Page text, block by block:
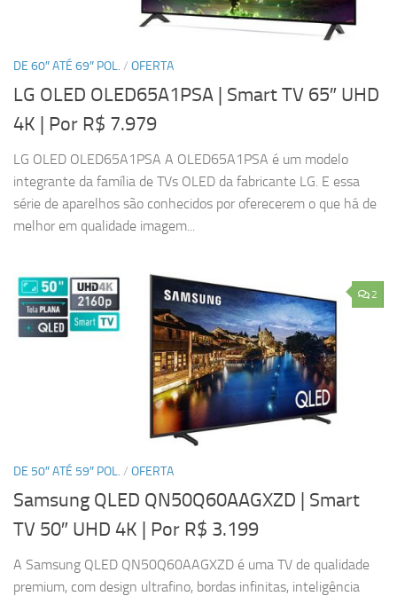
DE 60″ ATÉ 69″ POL. / OFERTA
LG OLED OLED65A1PSA | Smart TV 65″ UHD
4K
| Por R$ 7.979
LG OLED OLED65A1PSA A OLED65A1PSA é um modelo
integrante da família de TVs OLED da fabricante LG. E essa
série de aparelhos são conhecidos por oferecerem o que há de
melhor em qualidade imagem...
2
DE 50″ ATÉ 59″ POL. / OFERTA
Samsung QLED QN50Q60AAGXZD | Smart
TV 50″ UHD 4K
| Por R$ 3.199
A Samsung QLED QN50Q60AAGXZD é uma TV de qualidade
premium, com design ultrafino, bordas infinitas, inteligência